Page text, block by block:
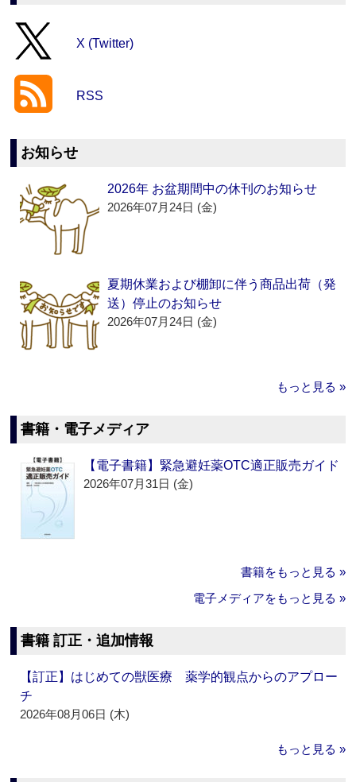
X (Twitter)
RSS
お知らせ
2026年 お盆期間中の休刊のお知らせ
2026年07月24日 (金)
夏期休業および棚卸に伴う商品出荷（発
送）停止のお知らせ
2026年07月24日 (金)
もっと見る »
書籍・電子メディア
【電子書籍】緊急避妊薬OTC適正販売ガイド
2026年07月31日 (金)
書籍をもっと見る »
電子メディアをもっと見る »
書籍 訂正・追加情報
【訂正】はじめての獣医療 薬学的観点からのアプロー
チ
2026年08月06日 (木)
もっと見る »